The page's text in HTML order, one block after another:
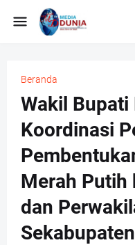
Beranda
Wakil Bupati
Koordinasi
Merah Putih
dan